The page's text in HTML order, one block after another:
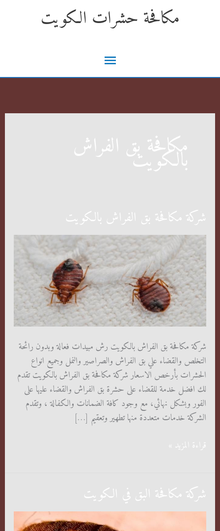
مكافحة حشرات الكويت
القائمة
الرئيسية
مكافحة بق الفراش
بالكويت
شركة مكافحة بق الفراش بالكويت
شركة مكافحة بق الفراش بالكويت رش مبيدات فعالة وبدون رائحة
التخلص والقضاء علي بق الفراش والصراصير والنمل وجميع انواع
الحشرات بأرخص الاسعار شركة مكافحة بق الفراش بالكويت تقدم
لك افضل خدمة للقضاء على حشرة بق الفراش والقضاء عليها على
الفور وبشكل نهائي، مع وجود كافة الضمانات والكفالة ، وتقدم
الشركة خدمات متعددة منها تطهير وتعقيم […]
شركة
الفراش
بالكويت
قراءة المزيد »
شركة مكافحة البق في الكويت